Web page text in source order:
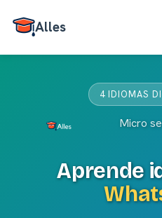
Alles
4 IDIOMAS
Micro
Aprende